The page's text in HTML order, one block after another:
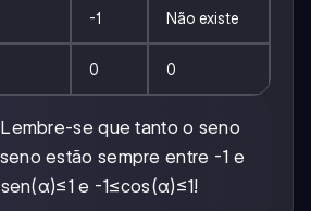
-1 Não existe
0 0
se que tanto o seno
estão sempre entre -1 e
e -1≤cos(α)≤1!